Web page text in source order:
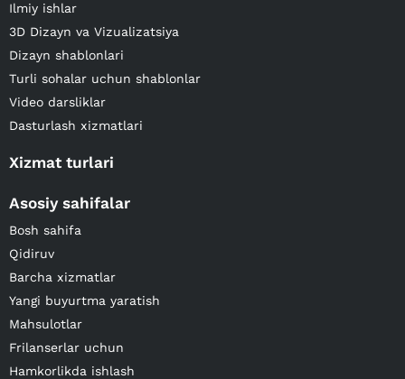
Ilmiy ishlar
3D Dizayn va Vizualizatsiya
Dizayn shablonlari
Turli sohalar uchun shablonlar
Video darsliklar
Dasturlash xizmatlari
Xizmat turlari
Asosiy sahifalar
Bosh sahifa
Qidiruv
Barcha xizmatlar
Yangi buyurtma yaratish
Mahsulotlar
Frilanserlar uchun
Hamkorlikda ishlash